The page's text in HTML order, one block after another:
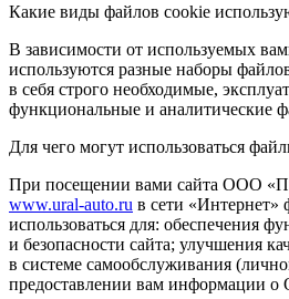
Какие виды файлов cookie
В зависимости от используемых
используются разные наборы
в себя строго необходимые,
функциональные и аналитические
Для чего могут использоваться
При посещении вами сайта ООО
www.ural-auto.ru в сети «Интернет»
использоваться для: обеспечения
и безопасности сайта; улучшения
в системе самообслуживания
предоставлении вам информации